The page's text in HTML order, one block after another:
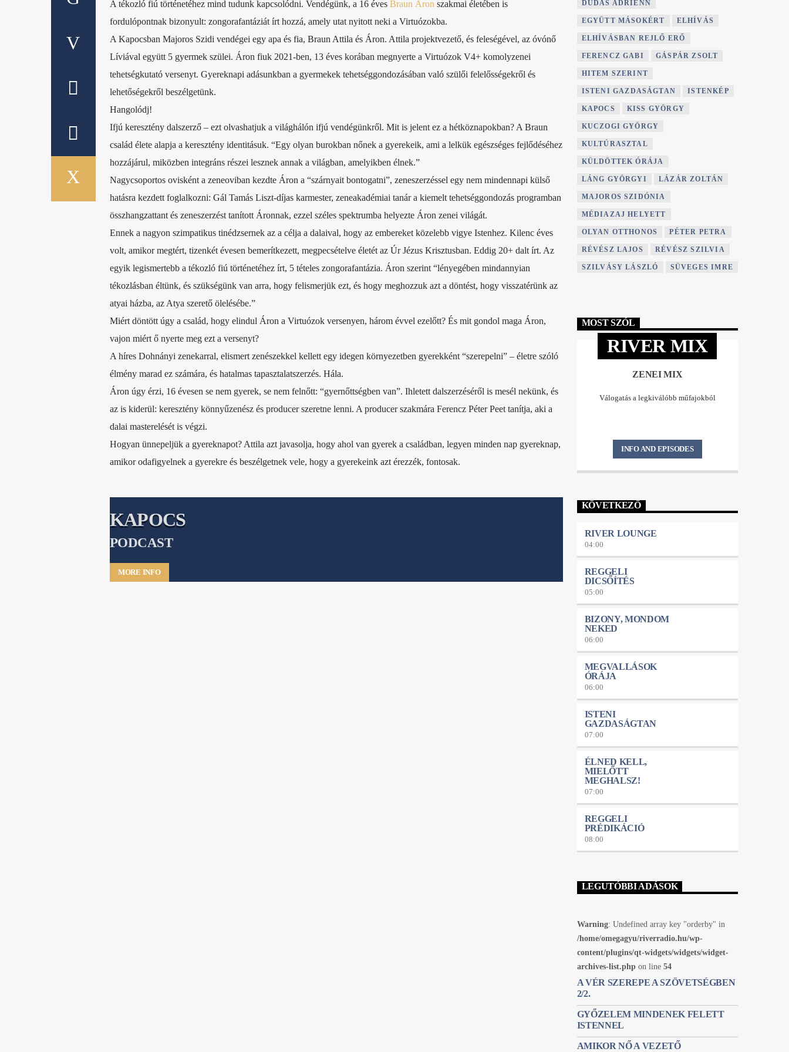
A tékozló fiú történetéhez mind tudunk kapcsolódni. Vendégünk, a 16 éves Braun Áron szakmai életében is
fordulópontnak bizonyult: zongorafantáziát írt hozzá, amely utat nyitott neki a Virtuózokba.
A Kapocsban Majoros Szidi vendégei egy apa és fia, Braun Attila és Áron. Attila projektvezető, és feleségével, az óvónő
Líviával együtt 5 gyermek szülei. Áron fiuk 2021-ben, 13 éves korában megnyerte a Virtuózok V4+ komolyzenei
tehetségkutató versenyt. Gyereknapi adásunkban a gyermekek tehetséggondozásában való szülői felelősségekről és
lehetőségekről beszélgetünk.
Hangolódj!
Ifjú keresztény dalszerző – ezt olvashatjuk a világhálón ifjú vendégünkről. Mit is jelent ez a hétköznapokban? A Braun
család élete alapja a keresztény identitásuk. “Egy olyan burokban nőnek a gyerekeik, ami a lelkük egészséges fejlődéséhez
hozzájárul, miközben integráns részei lesznek annak a világban, amelyikben élnek.”
Nagycsoportos ovisként a zeneoviban kezdte Áron a “szárnyait bontogatni”, zeneszerzéssel egy nem mindennapi külső
hatásra kezdett foglalkozni: Gál Tamás Liszt-díjas karmester, zeneakadémiai tanár a kiemelt tehetséggondozás programban
összhangzattant és zeneszerzést tanított Áronnak, ezzel széles spektrumba helyezte Áron zenei világát.
Ennek a nagyon szimpatikus tinédzsernek az a célja a dalaival, hogy az embereket közelebb vigye Istenhez. Kilenc éves
volt, amikor megtért, tizenkét évesen bemerítkezett, megpecsételve életét az Úr Jézus Krisztusban. Eddig 20+ dalt írt. Az
egyik legismertebb a tékozló fiú történetéhez írt, 5 tételes zongorafantázia. Áron szerint “lényegében mindannyian
tékozlásban éltünk, és szükségünk van arra, hogy felismerjük ezt, és hogy meghozzuk azt a döntést, hogy visszatérünk az
atyai házba, az Atya szerető ölelésébe.”
Miért döntött úgy a család, hogy elindul Áron a Virtuózok versenyen, három évvel ezelőtt? És mit gondol maga Áron,
vajon miért ő nyerte meg ezt a versenyt?
A híres Dohnányi zenekarral, elismert zenészekkel kellett egy idegen környezetben gyerekként “szerepelni” – életre szóló
élmény marad ez számára, és hatalmas tapasztalatszerzés. Hála.
Áron úgy érzi, 16 évesen se nem gyerek, se nem felnőtt: “gyernőttségben van”. Ihletett dalszerzéséről is mesél nekünk, és
az is kiderül: keresztény könnyűzenész és producer szeretne lenni. A producer szakmára Ferencz Péter Peet tanítja, aki a
dalai masterelését is végzi.
Hogyan ünnepeljük a gyereknapot? Attila azt javasolja, hogy ahol van gyerek a családban, legyen minden nap gyereknap,
amikor odafigyelnek a gyerekre és beszélgetnek vele, hogy a gyerekeink azt érezzék, fontosak.
KAPOCS
PODCAST
MORE INFO
DUDÁS ADRIENN
EGYÜTT MÁSOKÉRT ELHÍVÁS
ELHÍVÁSBAN REJLŐ ERŐ
FERENCZ GABI GÁSPÁR ZSOLT
HITEM SZERINT
ISTENI GAZDASÁGTAN ISTENKÉP
KAPOCS KISS GYÖRGY
KUCZOGI GYÖRGY
KULTÚRASZTAL
KÜLDÖTTEK ÓRÁJA
LÁNG GYÖRGYI LÁZÁR ZOLTÁN
MAJOROS SZIDÓNIA
MÉDIAZAJ HELYETT
OLYAN OTTHONOS PÉTER PETRA
RÉVÉSZ LAJOS RÉVÉSZ SZILVIA
SZILVÁSY LÁSZLÓ SÜVEGES IMRE
MOST SZÓL
RIVER MIX
ZENEI MIX
Válogatás a legkiválóbb műfajokból
INFO AND EPISODES
KÖVETKEZŐ
RIVER LOUNGE
04:00
REGGELI
DICSŐÍTÉS
05:00
BIZONY, MONDOM
NEKED
06:00
MEGVALLÁSOK
ÓRÁJA
06:00
ISTENI
GAZDASÁGTAN
07:00
ÉLNED KELL,
MIELŐTT
MEGHALSZ!
07:00
REGGELI
PRÉDIKÁCIÓ
08:00
LEGUTÓBBI ADÁSOK
Warning: Undefined array key "orderby" in
/home/omegagyu/riverradio.hu/wp-
content/plugins/qt-widgets/widgets/widget-
archives-list.phpon line 54
A VÉR SZEREPE A SZÖVETSÉGBEN
2/2.
GYŐZELEM MINDENEK FELETT
ISTENNEL
AMIKOR NŐ A VEZETŐ